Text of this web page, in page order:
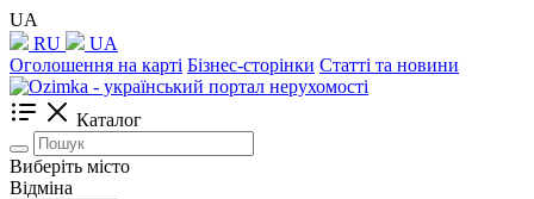
UA
RU
UA
Оголошення на карті Бізнес-сторінки Статті та новини
Каталог
Виберіть місто
Відміна